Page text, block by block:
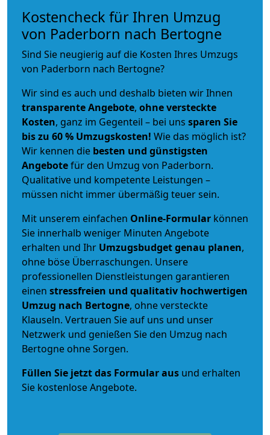
Kostencheck für Ihren Umzug
von Paderborn nach Bertogne
Sind Sie neugierig auf die Kosten Ihres Umzugs
von Paderborn nach Bertogne?
Wir sind es auch und deshalb bieten wir Ihnen
transparente Angebote, ohne versteckte
Kosten, ganz im Gegenteil – bei uns sparen Sie
bis zu 60 % Umzugskosten! Wie das möglich ist?
Wir kennen die besten und günstigsten
Angebotefür den Umzug von Paderborn.
Qualitative und kompetente Leistungen –
müssen nicht immer übermäßig teuer sein.
Mit unserem einfachen Online-Formular können
Sie innerhalb weniger Minuten Angebote
erhalten und Ihr Umzugsbudgetgenau planen,
ohne böse Überraschungen. Unsere
professionellen Dienstleistungen garantieren
einen stressfreien und qualitativ hochwertigen
Umzug nach Bertogne, ohne versteckte
Klauseln. Vertrauen Sie auf uns und unser
Netzwerk und genießen Sie den Umzug nach
Bertogne ohne Sorgen.
Füllen Sie jetzt das Formular aus und erhalten
Sie kostenlose Angebote.